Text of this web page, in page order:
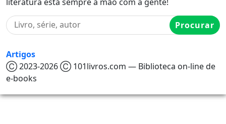
Procurar
Artigos
Ⓒ 2023-2026 Ⓒ 101livros.com — Biblioteca on-line de
e-books